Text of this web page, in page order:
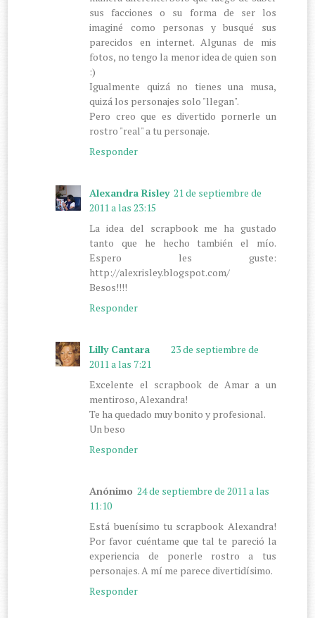
sus facciones o su forma de ser los
imaginé como personas y busqué sus
parecidos en internet. Algunas de mis
fotos, no tengo la menor idea de quien son
:)
Igualmente quizá no tienes una musa,
quizá los personajes solo "llegan".
Pero creo que es divertido pornerle un
rostro "real" a tu personaje.
Responder
Alexandra Risley 21 de septiembre de
2011 a las 23:15
La idea del scrapbook me ha gustado
tanto que he hecho también el mío.
Espero les guste:
http://alexrisley.blogspot.com/
Besos!!!!
Responder
Lilly Cantara
23 de septiembre de
2011 a las 7:21
Excelente el scrapbook de Amar a un
mentiroso, Alexandra!
Te ha quedado muy bonito y profesional.
Un beso
Responder
Anónimo 24 de septiembre de 2011 a las
11:10
Está buenísimo tu scrapbook Alexandra!
Por favor cuéntame que tal te pareció la
experiencia de ponerle rostro a tus
personajes. A mí me parece divertidísimo.
Responder